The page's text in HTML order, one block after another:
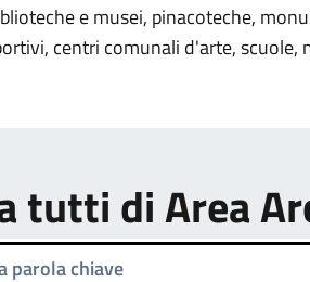
e musei, pinacoteche,
centri comunali d'arte, scuole,
tutti di Area